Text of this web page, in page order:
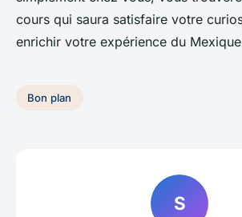
cours qui saura satisfaire votre
enrichir votre expérience du
Bon plan
S